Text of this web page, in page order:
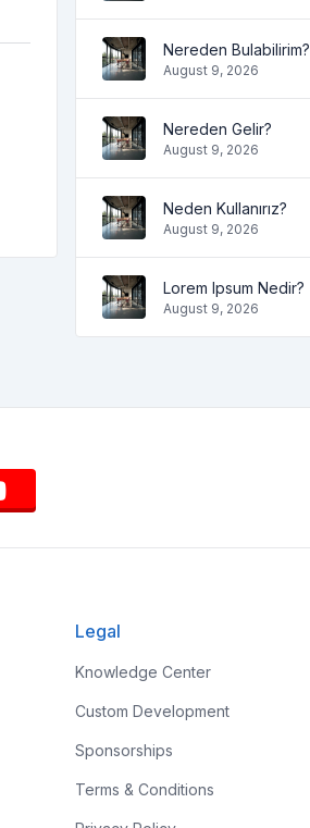
Nereden Bulabilirim?
August 9, 2026
Nereden Gelir?
August 9, 2026
Neden Kullanırız?
August 9, 2026
Lorem Ipsum Nedir?
August 9, 2026
Legal
Knowledge Center
Custom Development
Sponsorships
Terms & Conditions